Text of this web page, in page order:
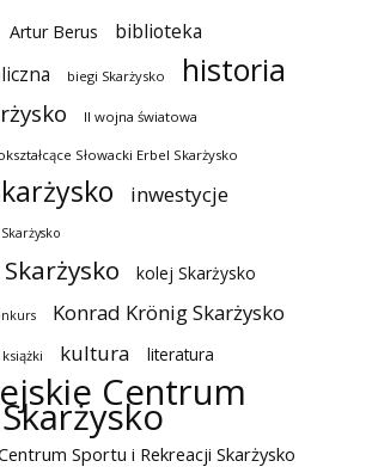
Artur Berus
biblioteka
biegi Skarżysko historia
II wojna światowa
Słowacki Erbel Skarżysko
inwestycje
kolej Skarżysko
Konrad Krönig Skarżysko
książki kultura literatura
Centrum
Sportu i Rekreacji Skarżysko